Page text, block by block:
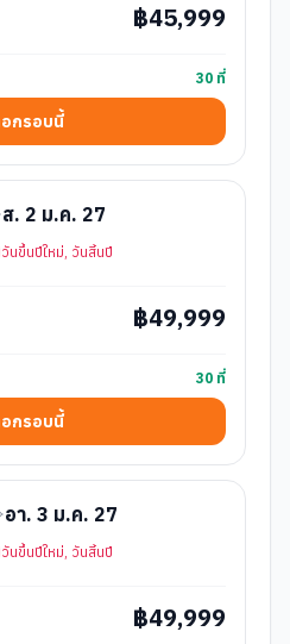
฿45,999
30 ที่
อกรอบนี้
ส. 2 ม.ค. 27
วันขึ้นปีใหม่, วันสิ้นปี
฿49,999
30 ที่
อกรอบนี้
อา. 3 ม.ค. 27
วันขึ้นปีใหม่, วันสิ้นปี
฿49,999